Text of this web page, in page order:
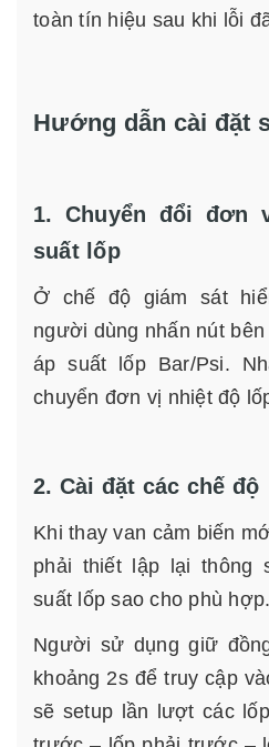
toàn tín hiệu sau khi lỗi
Hướng dẫn cài đặt
1. Chuyển đổi đơn
suất lốp
Ở chế độ giám sát
người dùng nhấn nút
áp suất lốp Bar/Psi.
chuyển đơn vị nhiệt độ
2. Cài đặt các chế độ
Khi thay van cảm biến
phải thiết lập lại thông
suất lốp sao cho phù hợp.
Người sử dụng giữ
khoảng 2s để truy cập
sẽ setup lần lượt các